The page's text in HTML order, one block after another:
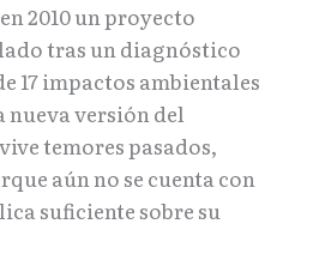
2010 un proyecto
tras un diagnóstico
17 impactos ambientales
nueva versión del
temores pasados,
aún no se cuenta con
suficiente sobre su